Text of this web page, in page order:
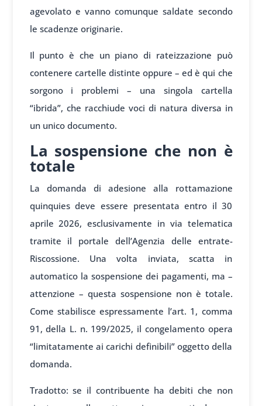
agevolato e vanno comunque saldate secondo
le scadenze originarie.
Il punto è che un piano di rateizzazione può
contenere cartelle distinte oppure – ed è qui che
sorgono i problemi – una singola cartella
“ibrida”, che racchiude voci di natura diversa in
un unico documento.
La sospensione che non è
totale
La domanda di adesione alla rottamazione
quinquies deve essere presentata entro il 30
aprile 2026, esclusivamente in via telematica
tramite il portale dell’Agenzia delle entrate-
Riscossione. Una volta inviata, scatta in
automatico la sospensione dei pagamenti, ma –
attenzione – questa sospensione non è totale.
Come stabilisce espressamente l’art. 1, comma
91, della L. n. 199/2025, il congelamento opera
“limitatamente ai carichi definibili” oggetto della
domanda.
Tradotto: se il contribuente ha debiti che non